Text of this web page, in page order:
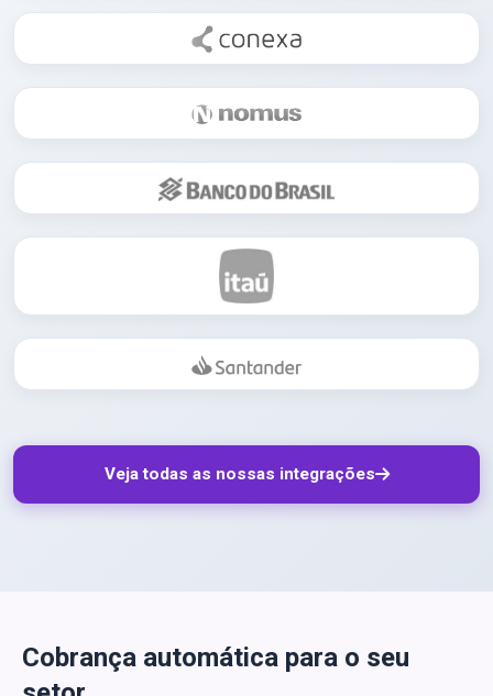
Veja todas as nossas integrações
Cobrança automática para o seu